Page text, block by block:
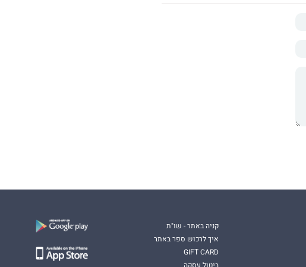
קניה באתר - שו"ת
איך לרכוש ספר באתר
GIFT CARD